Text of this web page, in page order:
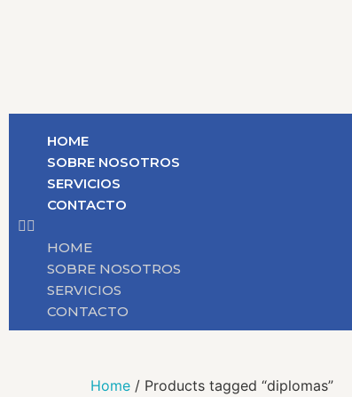
HOME
SOBRE NOSOTROS
SERVICIOS
CONTACTO
HOME
SOBRE NOSOTROS
SERVICIOS
CONTACTO
Home / Products tagged “diplomas”